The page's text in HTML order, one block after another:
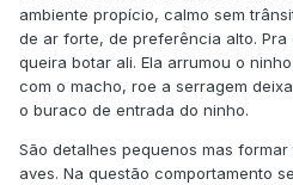
ambiente propício, calmo sem
de ar forte, de preferência alto.
queira botar ali. Ela arrumou o
com o macho, roe a serragem
o buraco de entrada do ninho.
São detalhes pequenos mas
aves. Na questão comportamento